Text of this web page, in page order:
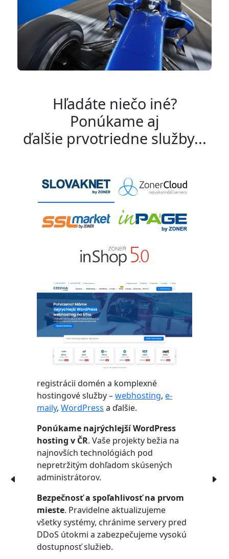
Hľadáte niečo iné?
Ponúkame aj
ďalšie prvotriedne služby...
registrácii domén a komplexné
hostingové služby –webhosting,e-
maily,WordPress a ďalšie.
Ponúkame najrýchlejší WordPress
hosting v ČR. Vaše projekty bežia na
najnovších technológiách pod
nepretržitým dohľadom skúsených
administrátorov.
Bezpečnosť a spoľahlivosť na prvom
mieste. Pravidelne aktualizujeme
všetky systémy, chránime servery pred
DDoS útokmi a zabezpečujeme vysokú
dostupnosť služieb.